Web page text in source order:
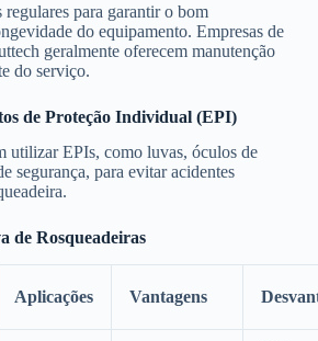
regulares para garantir o bom
do equipamento. Empresas de
geralmente oferecem manutenção
do serviço.
de Proteção Individual (EPI)
utilizar EPIs, como luvas, óculos de
segurança, para evitar acidentes
de Rosqueadeiras
Aplicações Vantagens